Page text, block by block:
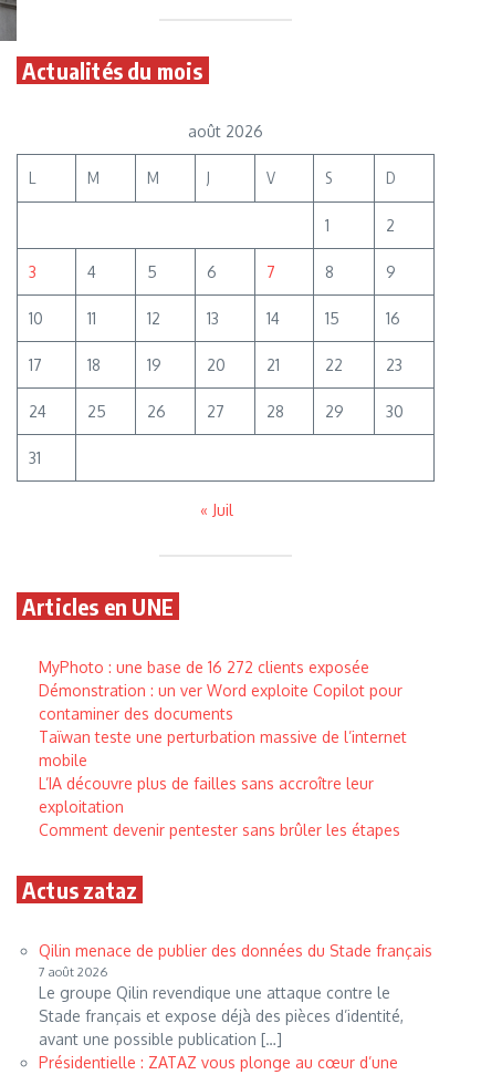
Actualités du mois
août 2026
L M M J V S D
1 2
3 4 5 6 7 8 9
10 11 12 13 14 15 16
17 18 19 20 21 22 23
24 25 26 27 28 29 30
31
« Juil
Articles en UNE
MyPhoto : une base de 16 272 clients exposée
Démonstration : un ver Word exploite Copilot pour
contaminer des documents
Taïwan teste une perturbation massive de l’internet
mobile
L’IA découvre plus de failles sans accroître leur
exploitation
Comment devenir pentester sans brûler les étapes
Actus zataz
Qilin menace de publier des données du Stade français
7 août 2026
Le groupe Qilin revendique une attaque contre le
Stade français et expose déjà des pièces d’identité,
avant une possible publication […]
Présidentielle : ZATAZ vous plonge au cœur d’une